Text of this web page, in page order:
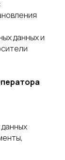
данных и